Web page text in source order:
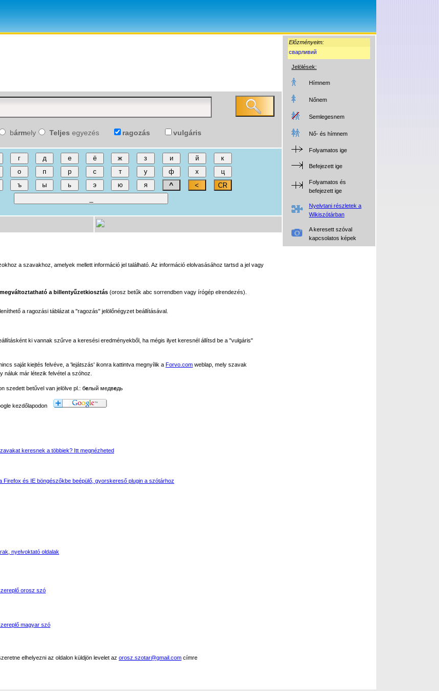
Előzményeim:
сварливий
Jelölések:
Hímnem
Nőnem
Semlegesnem
Nő- és hímnem
Folyamatos ige
Befejezett ige
Folyamatos és
befejezett ige
Nyelvtani részletek a
Wikiszótárban
A keresett szóval
kapcsolatos képek
bármely Teljes egyezés ragozás vulgáris
a szavakhoz, amelyek mellett információ jel található. Az információ elolvasásához tartsd a jel vagy
megváltoztatható a billentyűzetkiosztás (orosz betűk abc sorrendben vagy írógép elrendezés).
a ragozási táblázat a "ragozás" jelölőnégyzet beállításával.
ki vannak szűrve a keresési eredményekből, ha mégis ilyet keresnél állítsd be a "vulgáris"
saját kiejtés felvéve, a 'lejátszás' ikonra kattintva megnyílik a Forvo.com weblap, mely szavak
náluk már létezik felvétel a szóhoz.
szedett betűvel van jelölve pl.: белый медведь
kezdőlapodon
keresnek a többiek? Itt megnézheted
Firefox és IE böngészőkbe beépülő, gyorskereső plugin a szótárhoz
nyelvoktató oldalak
orosz szó
magyar szó
elhelyezni az oldalon küldjön levelet az orosz.szotar@gmail.com címre